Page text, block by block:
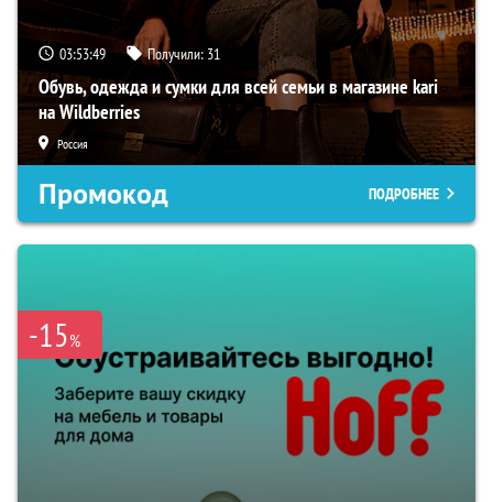
03:53:48 Получили: 31
Обувь, одежда и сумки для всей семьи в магазине kari
на Wildberries
Россия
Промокод ПОДРОБНЕЕ
-15%